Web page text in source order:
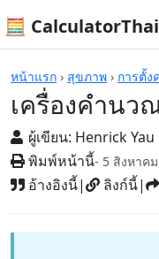
🧮
หน้าแรก › สุขภาพ › การตั้ง
เครื่องคำน
ผู้เขียน: Henrick Yau
พิมพ์หน้านี้- 5 สิงหาค
อ้างอิงนี้| ลิงก์นี้|
เครื่องคิดเลข